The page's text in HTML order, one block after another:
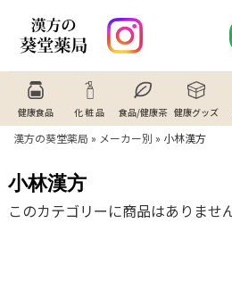
健康食品 化 粧 品 食品/健康茶 健康グッズ
漢方の葵堂薬局 » メーカー別 » 小林漢方
小林漢方
このカテゴリーに商品はありません